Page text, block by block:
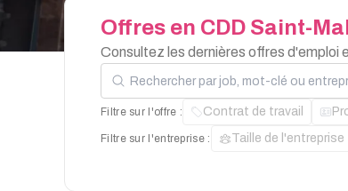
Offres en CDD Saint-
Consultez les dernières offres d'emploi
Rechercher par job, mot-clé ou entreprise
Filtre sur l'offre : Contrat de travail
Filtre sur l'entreprise : Taille de l'entreprise